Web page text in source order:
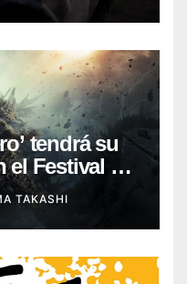
tendrá su
el Festival de
TAKASHI